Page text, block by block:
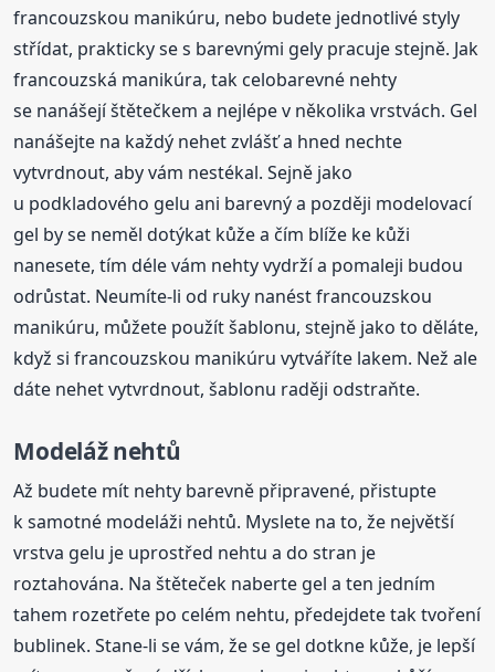
francouzskou manikúru, nebo budete jednotlivé styly
střídat, prakticky se s barevnými gely pracuje stejně. Jak
francouzská manikúra, tak celobarevné nehty
se nanášejí štětečkem a nejlépe v několika vrstvách. Gel
nanášejte na každý nehet zvlášť a hned nechte
vytvrdnout, aby vám nestékal. Sejně jako
u podkladového gelu ani barevný a později modelovací
gel by se neměl dotýkat kůže a čím blíže ke kůži
nanesete, tím déle vám nehty vydrží a pomaleji budou
odrůstat. Neumíte-li od ruky nanést francouzskou
manikúru, můžete použít šablonu, stejně jako to děláte,
když si francouzskou manikúru vytváříte lakem. Než ale
dáte nehet vytvrdnout, šablonu raději odstraňte.
Modeláž nehtů
Až budete mít nehty barevně připravené, přistupte
k samotné modeláži nehtů. Myslete na to, že největší
vrstva gelu je uprostřed nehtu a do stran je
roztahována. Na štěteček naberte gel a ten jedním
tahem rozetřete po celém nehtu, předejdete tak tvoření
bublinek. Stane-li se vám, že se gel dotkne kůže, je lepší